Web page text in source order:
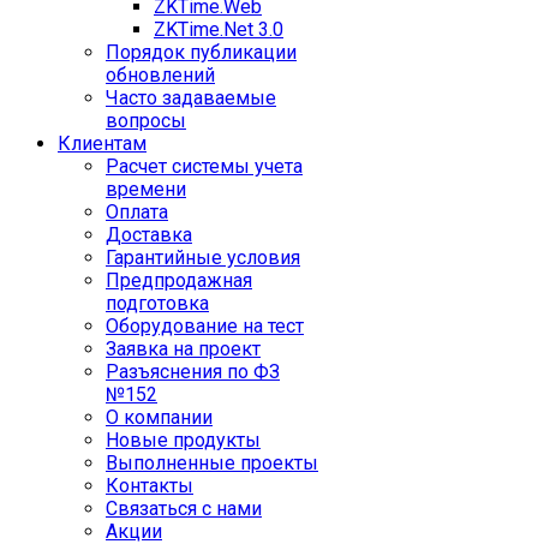
ZKTime.Web
ZKTime.Net 3.0
Порядок публикации
обновлений
Часто задаваемые
вопросы
Клиентам
Расчет системы учета
времени
Оплата
Доставка
Гарантийные условия
Предпродажная
подготовка
Оборудование на тест
Заявка на проект
Разъяснения по ФЗ
№152
О компании
Новые продукты
Выполненные проекты
Контакты
Связаться с нами
Акции